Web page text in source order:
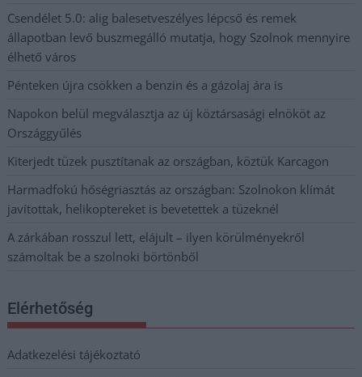
Csendélet 5.0: alig balesetveszélyes lépcső és remek
állapotban levő buszmegálló mutatja, hogy Szolnok mennyire
élhető város
Pénteken újra csökken a benzin és a gázolaj ára is
Napokon belül megválasztja az új köztársasági elnököt az
Országgyűlés
Kiterjedt tüzek pusztítanak az országban, köztük Karcagon
Harmadfokú hőségriasztás az országban: Szolnokon klímát
javítottak, helikoptereket is bevetettek a tüzeknél
A zárkában rosszul lett, elájult – ilyen körülményekről
számoltak be a szolnoki börtönből
Elérhetőség
Adatkezelési tájékoztató